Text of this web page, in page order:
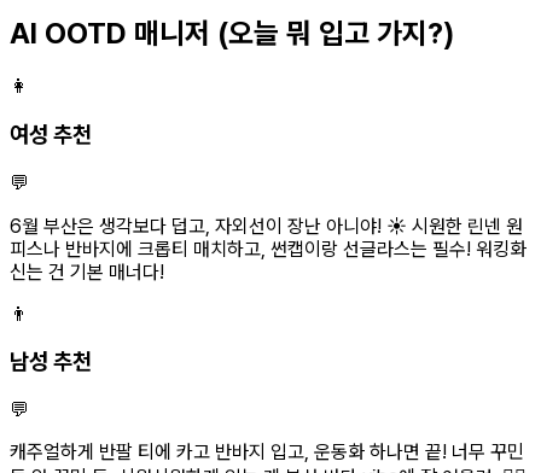
AI OOTD 매니저 (오늘 뭐 입고 가지?)
👩
여성 추천
💬
6월 부산은 생각보다 덥고, 자외선이 장난 아니야! ☀️ 시원한 린넨 원
피스나 반바지에 크롭티 매치하고, 썬캡이랑 선글라스는 필수! 워킹화
신는 건 기본 매너다!
👨
남성 추천
💬
캐주얼하게 반팔 티에 카고 반바지 입고, 운동화 하나면 끝! 너무 꾸민